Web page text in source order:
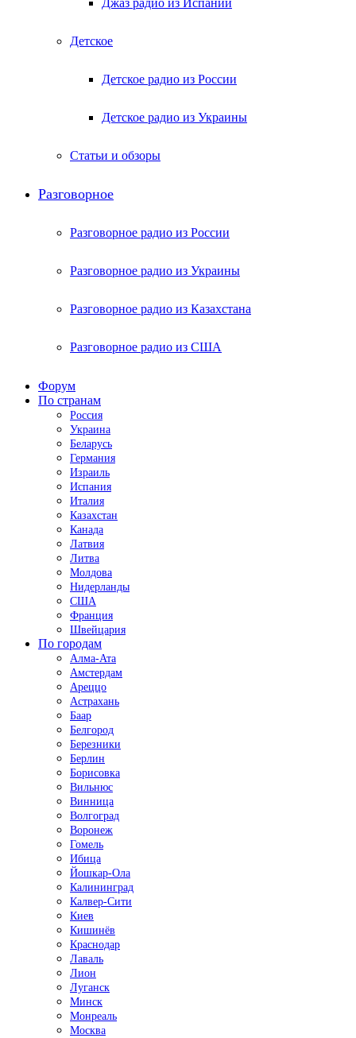
Джаз радио из Испании
Детское
Детское радио из России
Детское радио из Украины
Статьи и обзоры
Разговорное
Разговорное радио из России
Разговорное радио из Украины
Разговорное радио из Казахстана
Разговорное радио из США
Форум
По странам
Россия
Украина
Беларусь
Германия
Израиль
Испания
Италия
Казахстан
Канада
Латвия
Литва
Молдова
Нидерланды
США
Франция
Швейцария
По городам
Алма-Ата
Амстердам
Ареццо
Астрахань
Баар
Белгород
Березники
Берлин
Борисовка
Вильнюс
Винница
Волгоград
Воронеж
Гомель
Ибица
Йошкар-Ола
Калининград
Калвер-Сити
Киев
Кишинёв
Краснодар
Лаваль
Лион
Луганск
Минск
Монреаль
Москва